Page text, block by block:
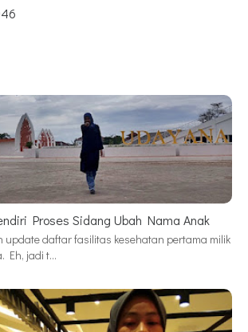
Proses Sidang Ubah Nama Anak
update daftar fasilitas kesehatan pertama milik
Eh, jadi t…